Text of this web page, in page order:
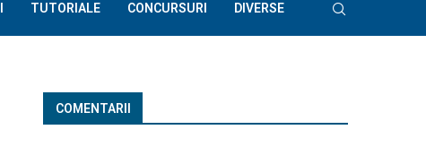
TUTORIALE CONCURSURI DIVERSE
COMENTARII